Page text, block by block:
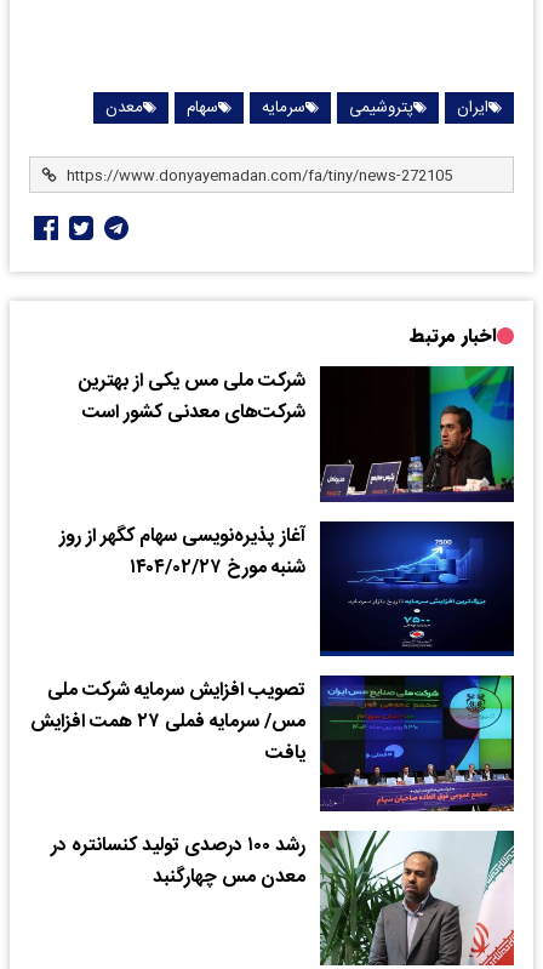
ایران پتروشیمی سرمایه سهام معدن
اخبار مرتبط
شرکت ملی مس یکی از بهترین
شرکت‌های معدنی کشور است
آغاز پذیره‌نویسی سهام کگهر از روز
شنبه مورخ ۱۴۰۴/۰۲/۲۷
تصویب افزایش سرمایه شرکت ملی
مس/ سرمایه فملی ۲۷ همت افزایش
یافت
رشد ۱۰۰ درصدی تولید کنسانتره در
معدن مس چهارگنبد